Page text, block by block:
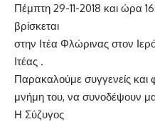
Πέμπτη 29-11-2018 και ώρα
βρίσκεται
στην Ιτέα Φλώρινας στον
Ιτέας .
Παρακαλούμε συγγενείς και
μνήμη του, να συνοδέψουν
Η Σύζυγος